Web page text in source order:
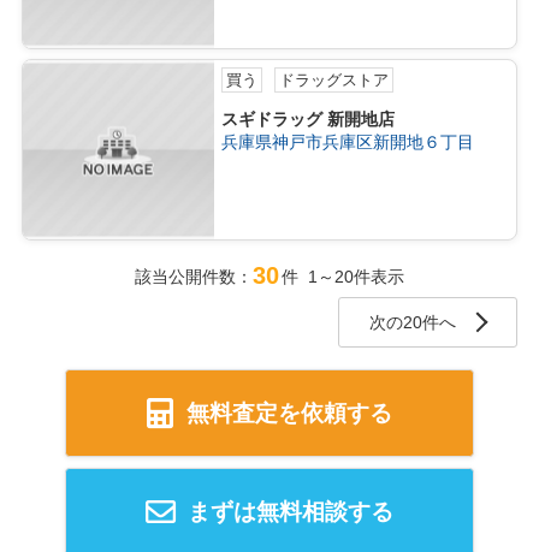
買う ドラッグストア
スギドラッグ 新開地店
兵庫県神戸市兵庫区新開地６丁目
該当公開件数： 30件 1～20件表示
次の20件へ
無料査定を依頼する
まずは無料相談する